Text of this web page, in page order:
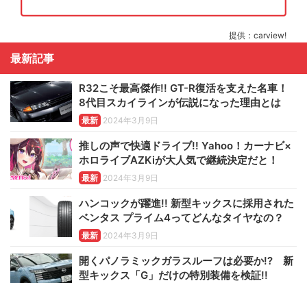
提供：carview!
最新記事
R32こそ最高傑作!! GT-R復活を支えた名車！
8代目スカイラインが伝説になった理由とは
最新 2024年3月9日
推しの声で快適ドライブ!! Yahoo！カーナビ×
ホロライブAZKiが大人気で継続決定だと！
最新 2024年3月9日
ハンコックが躍進!! 新型キックスに採用された
ベンタス プライム4ってどんなタイヤなの？
最新 2024年3月9日
開くパノラミックガラスルーフは必要か!? 新
型キックス「G」だけの特別装備を検証!!